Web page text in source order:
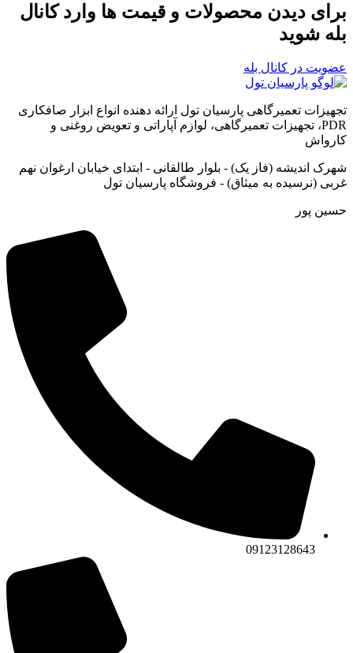
برای دیدن محصولات و قیمت ها وارد کانال
بله شوید
عضویت در کانال بله
تجهیزات تعمیرگاهی پارسیان تول ارائه دهنده انواع ابزار صافکاری
PDR، تجهیزات تعمیرگاهی، لوازم آپاراتی و تعویض روغنی و
کارواش
شهرک اندیشه (فاز یک) - بلوار طالقانی - ابتدای خیابان ارغوان نهم
غربی (نرسیده به میثاق) - فروشگاه پارسیان تول
حسین پور
09123128643